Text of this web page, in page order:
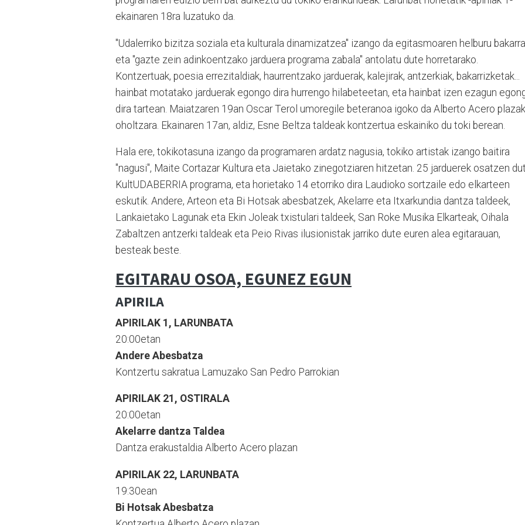
ekainaren 18ra luzatuko da.
"Udalerriko bizitza soziala eta kulturala dinamizatzea" izango da egitasmoaren helburu
eta "gazte zein adinkoentzako jarduera programa zabala" antolatu dute horretarako.
Kontzertuak, poesia errezitaldiak, haurrentzako jarduerak, kalejirak, antzerkiak, bakarrizketak...
hainbat motatako jarduerak egongo dira hurrengo hilabeteetan, eta hainbat izen ezagun
dira tartean. Maiatzaren 19an Oscar Terol umoregile beteranoa igoko da Alberto Acero
oholtzara. Ekainaren 17an, aldiz, Esne Beltza taldeak kontzertua eskainiko du toki berean.
Hala ere, tokikotasuna izango da programaren ardatz nagusia, tokiko artistak izango baitira
"nagusi", Maite Cortazar Kultura eta Jaietako zinegotziaren hitzetan. 25 jarduerek osatzen
KultUDABERRIA programa, eta horietako 14 etorriko dira Laudioko sortzaile edo elkarteen
eskutik. Andere, Arteon eta Bi Hotsak abesbatzek, Akelarre eta Itxarkundia dantza taldeek,
Lankaietako Lagunak eta Ekin Joleak txistulari taldeek, San Roke Musika Elkarteak, Oihala
Zabaltzen antzerki taldeak eta Peio Rivas ilusionistak jarriko dute euren alea egitarauan,
besteak beste.
EGITARAU OSOA, EGUNEZ EGUN
APIRILA
APIRILAK 1, LARUNBATA
20:00etan
Andere Abesbatza
Kontzertu sakratua Lamuzako San Pedro Parrokian
APIRILAK 21, OSTIRALA
20:00etan
Akelarre dantza Taldea
Dantza erakustaldia Alberto Acero plazan
APIRILAK 22, LARUNBATA
19:30ean
Bi Hotsak Abesbatza